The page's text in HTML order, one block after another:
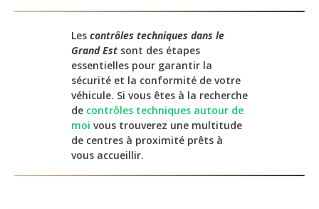
Les contrôles techniques dans le
Grand Est sont des étapes
essentielles pour garantir la
sécurité et la conformité de votre
véhicule. Si vous êtes à la recherche
de contrôles techniques autour de
moi vous trouverez une multitude
de centres à proximité prêts à
vous accueillir.